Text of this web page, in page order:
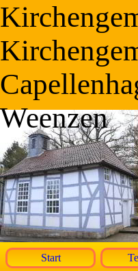
Weenzen
Start